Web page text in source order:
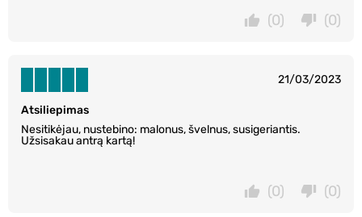
(0)
(0)
21/03/2023
Atsiliepimas
Nesitikėjau, nustebino: malonus, švelnus, susigeriantis.
Užsisakau antrą kartą!
(0)
(0)